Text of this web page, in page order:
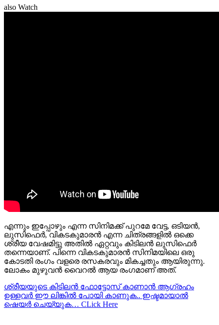
also Watch
എന്നും ഇപ്പോഴും എന്ന സിനിമക്ക് പുറമേ വേട്ട, ഒടിയന്‍,
ലുസിഫെര്‍, വികടകുമാരന്‍ എന്ന ചിത്രങ്ങളില്‍ ഒക്കെ
ശ്രീയ വേഷമിട്ടു അതില്‍ ഏറ്റവും കിടിലന്‍ ലുസിഫെര്‍
തന്നെയാണ്. പിന്നെ വികടകുമാരന്‍ സിനിമയിലെ ഒരു
കോടതി രംഗം വളരെ രസകരവും മികച്ചതും ആയിരുന്നു.
ലോകം മുഴുവന്‍ വൈറല്‍ ആയ രംഗമാണ് അത്.
ശ്രീയയുടെ കിടിലന്‍ ഫോട്ടോസ് കാണാന്‍ ആഗ്രഹം
ഉള്ളവര്‍ ഈ ലിങ്കില്‍ പോയി കാണുക.. ഇഷ്ടമായാല്‍
ഷെയര്‍ ചെയ്യുക… CLick Here